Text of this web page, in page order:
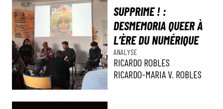
SUPPRIME ! :
DESMEMORIA QUEER À
L’ÈRE DU NUMÉRIQUE
ANALYSE
RICARDO ROBLES
RICARDO-MARIA V. ROBLES